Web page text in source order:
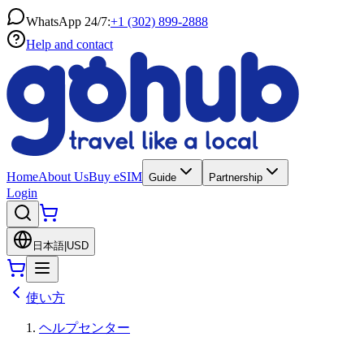
WhatsApp 24/7:+1 (302) 899-2888
Help and contact
HomeAbout UsBuy eSIM Guide Partnership
Login
日本語 USD
使い方
ヘルプセンター